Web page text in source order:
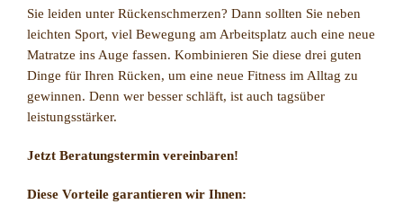
Sie leiden unter Rückenschmerzen? Dann sollten Sie neben
leichten Sport, viel Bewegung am Arbeitsplatz auch eine neue
Matratze ins Auge fassen. Kombinieren Sie diese drei guten
Dinge für Ihren Rücken, um eine neue Fitness im Alltag zu
gewinnen. Denn wer besser schläft, ist auch tagsüber
leistungsstärker.
Jetzt Beratungstermin vereinbaren!
Diese Vorteile garantieren wir Ihnen: